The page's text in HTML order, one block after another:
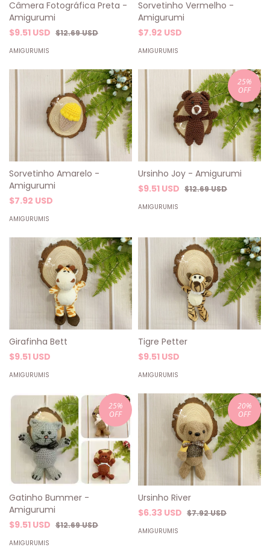
Câmera Fotográfica Preta -
Amigurumi
$9.51 USD $12.69 USD
AMIGURUMIS
Sorvetinho Vermelho -
Amigurumi
$7.92 USD
AMIGURUMIS
Sorvetinho Amarelo -
Amigurumi
$7.92 USD
AMIGURUMIS
25%
OFF
Ursinho Joy - Amigurumi
$9.51 USD $12.69 USD
AMIGURUMIS
Girafinha Bett
$9.51 USD
AMIGURUMIS
Tigre Petter
$9.51 USD
AMIGURUMIS
25%
OFF
Gatinho Bummer -
Amigurumi
$9.51 USD $12.69 USD
AMIGURUMIS
20%
OFF
Ursinho River
$6.33 USD $7.92 USD
AMIGURUMIS